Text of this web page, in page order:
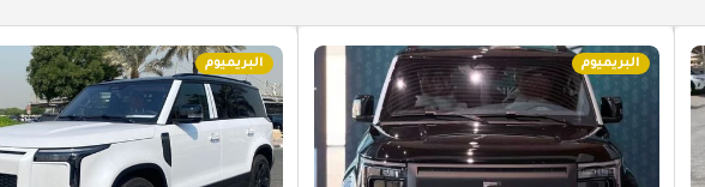
البريميوم البريميوم